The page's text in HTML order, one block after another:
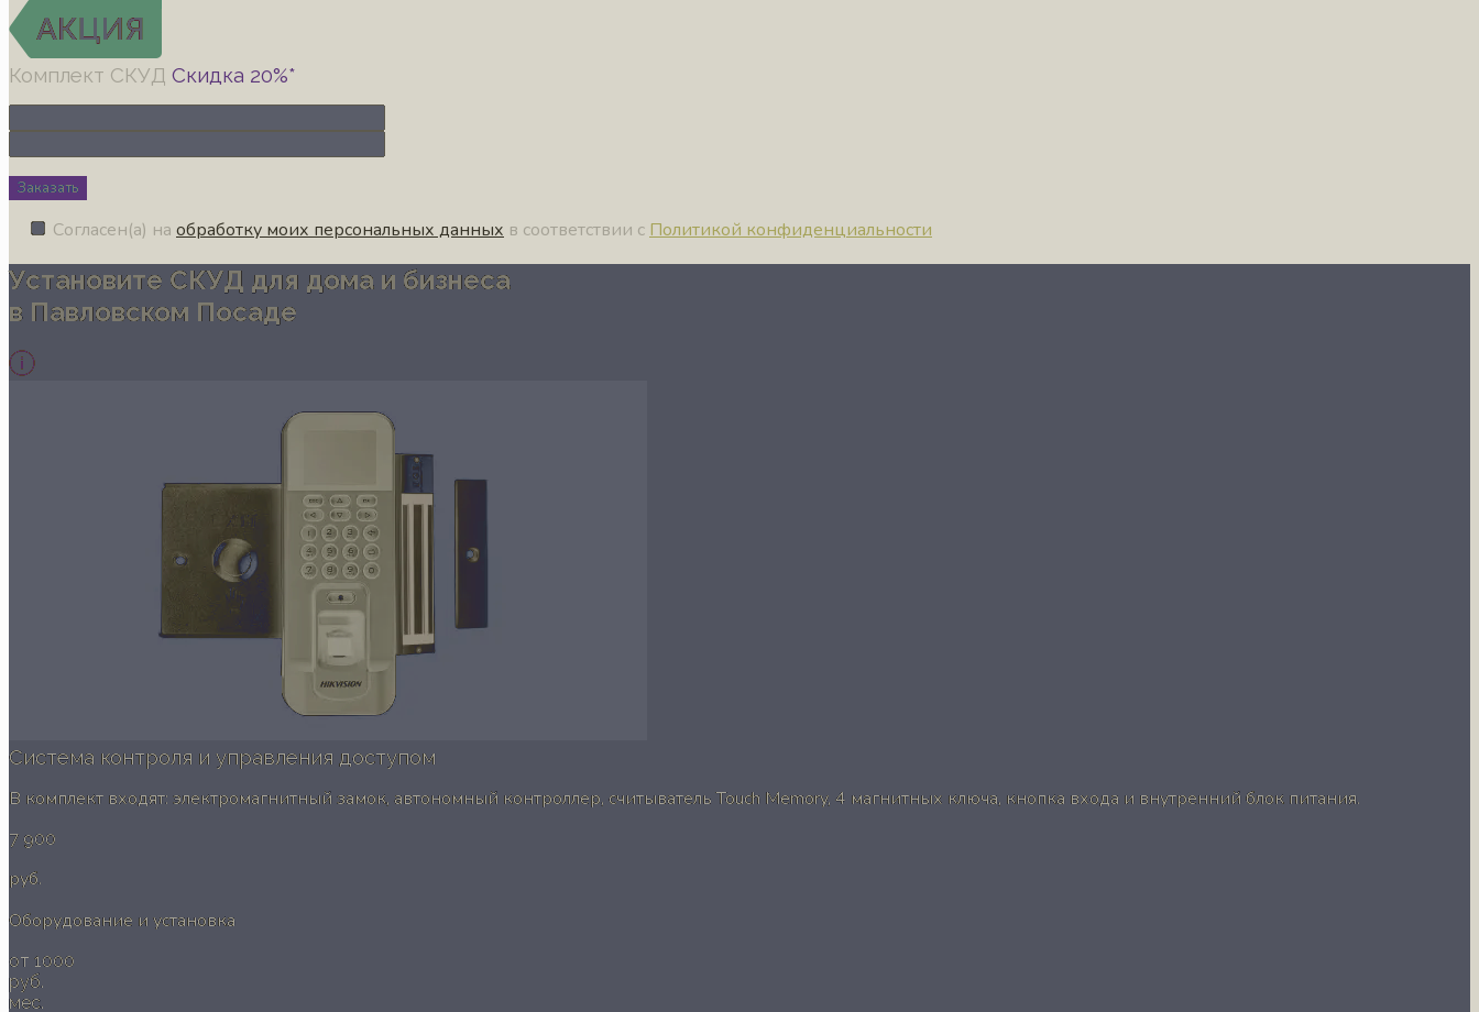
Комплект СКУД Скидка 20%*
Заказать
Согласен(а) на обработку моих персональных данных в соответствии с Политикой конфиденциальности
Установите СКУД для дома и бизнеса
в Павловском Посаде
Система контроля и управления доступом
В комплект входят: электромагнитный замок, автономный контроллер, считыватель Touch Memory, 4 магнитных ключа, кнопка входа и внутренний блок питания.
7 900
руб.
Оборудование и установка
от 1000
руб.
мес.